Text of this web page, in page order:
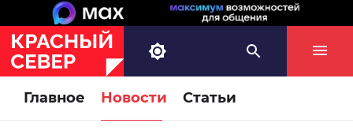
Главное Новости Статьи